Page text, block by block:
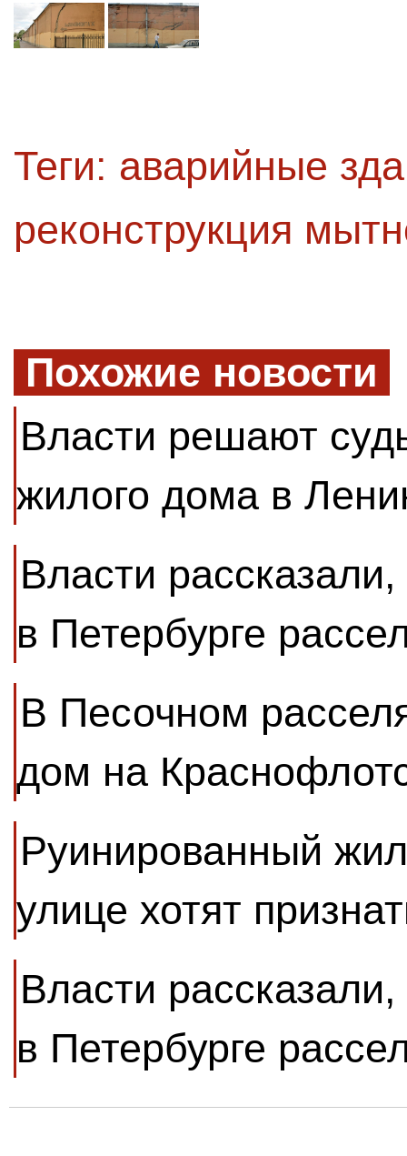
Теги: аварийные
реконструкция
Похожие новости
Власти решают
жилого дома в
Власти
в Петербурге
В Песочном
дом на
Руинированный
улице хотят
Власти
в Петербурге